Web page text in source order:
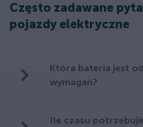
Często zadawane
pojazdy elektryczne
Która bateria jest
wymagań?
Ile czasu